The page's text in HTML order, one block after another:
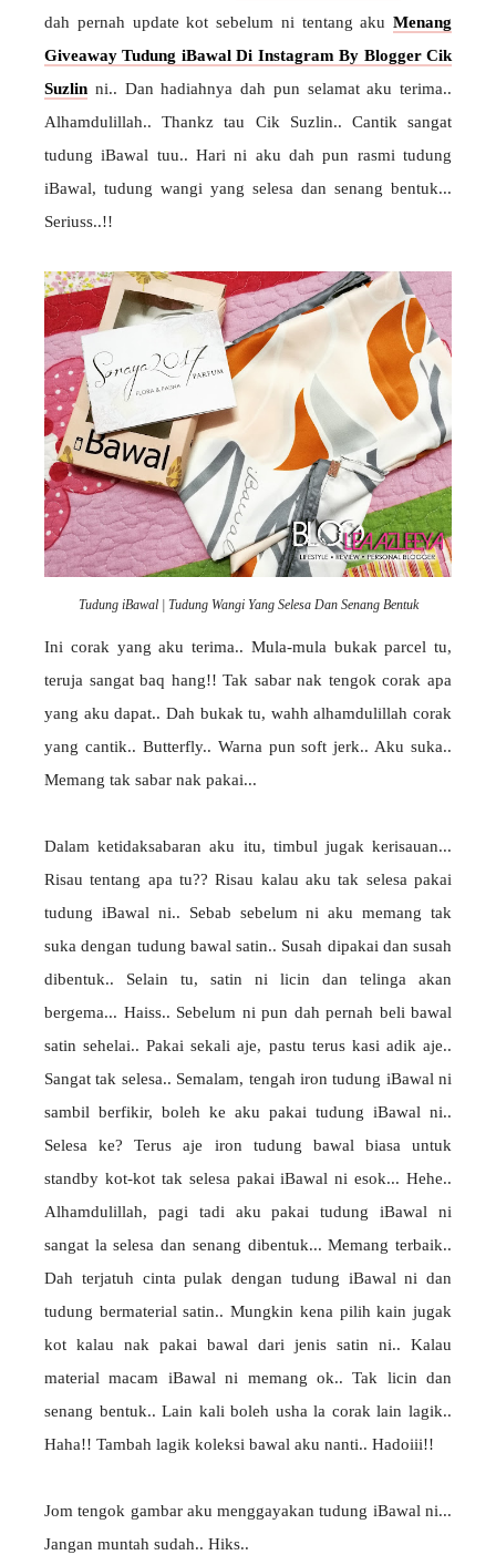
dah pernah update kot sebelum ni tentang aku Menang
Giveaway Tudung iBawal Di Instagram By Blogger Cik
Suzlin ni.. Dan hadiahnya dah pun selamat aku terima..
Alhamdulillah.. Thankz tau Cik Suzlin.. Cantik sangat
tudung iBawal tuu.. Hari ni aku dah pun rasmi tudung
iBawal, tudung wangi yang selesa dan senang bentuk...
Seriuss..!!
Tudung iBawal | Tudung Wangi Yang Selesa Dan Senang Bentuk
Ini corak yang aku terima.. Mula-mula bukak parcel tu,
teruja sangat baq hang!! Tak sabar nak tengok corak apa
yang aku dapat.. Dah bukak tu, wahh alhamdulillah corak
yang cantik.. Butterfly.. Warna pun soft jerk.. Aku suka..
Memang tak sabar nak pakai...
Dalam ketidaksabaran aku itu, timbul jugak kerisauan...
Risau tentang apa tu?? Risau kalau aku tak selesa pakai
tudung iBawal ni.. Sebab sebelum ni aku memang tak
suka dengan tudung bawal satin.. Susah dipakai dan susah
dibentuk.. Selain tu, satin ni licin dan telinga akan
bergema... Haiss.. Sebelum ni pun dah pernah beli bawal
satin sehelai.. Pakai sekali aje, pastu terus kasi adik aje..
Sangat tak selesa.. Semalam, tengah iron tudung iBawal ni
sambil berfikir, boleh ke aku pakai tudung iBawal ni..
Selesa ke? Terus aje iron tudung bawal biasa untuk
standby kot-kot tak selesa pakai iBawal ni esok... Hehe..
Alhamdulillah, pagi tadi aku pakai tudung iBawal ni
sangat la selesa dan senang dibentuk... Memang terbaik..
Dah terjatuh cinta pulak dengan tudung iBawal ni dan
tudung bermaterial satin.. Mungkin kena pilih kain jugak
kot kalau nak pakai bawal dari jenis satin ni.. Kalau
material macam iBawal ni memang ok.. Tak licin dan
senang bentuk.. Lain kali boleh usha la corak lain lagik..
Haha!! Tambah lagik koleksi bawal aku nanti.. Hadoiii!!
Jom tengok gambar aku menggayakan tudung iBawal ni...
Jangan muntah sudah.. Hiks..